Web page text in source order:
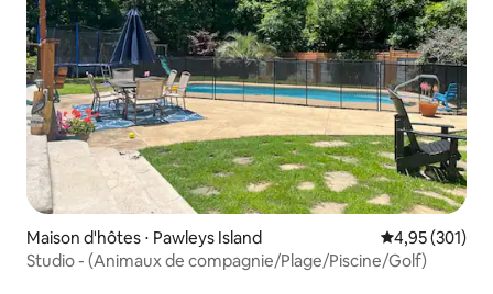
Maison d'hôtes ⋅ Pawleys Island Évaluation
4,95 (301)
Studio - (Animaux de compagnie/Plage/Piscine/Golf)